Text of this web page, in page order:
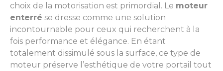
choix de la motorisation est primordial. Le moteur
enterré se dresse comme une solution
incontournable pour ceux qui recherchent à la
fois performance et élégance. En étant
totalement dissimulé sous la surface, ce type de
moteur préserve l’esthétique de votre portail tout